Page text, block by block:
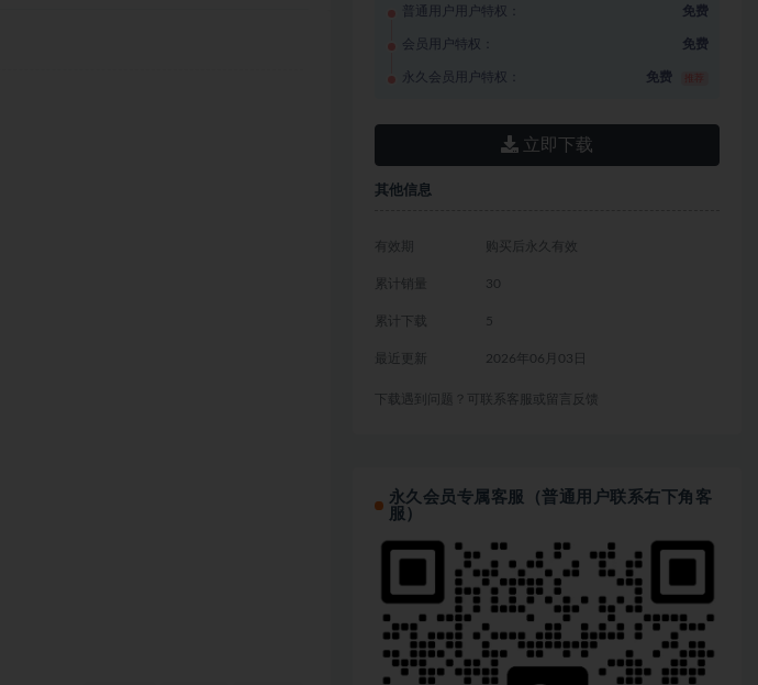
普通用户用户特权： 免费
会员用户特权： 免费
永久会员用户特权： 免费
立即下载
其他信息
有效期 购买后永久有效
累计销量 30
累计下载 5
最近更新 2026年06月03日
下载遇到问题？可联系客服或留言反馈
永久会员专属客服（普通用户联系右下角客
服）